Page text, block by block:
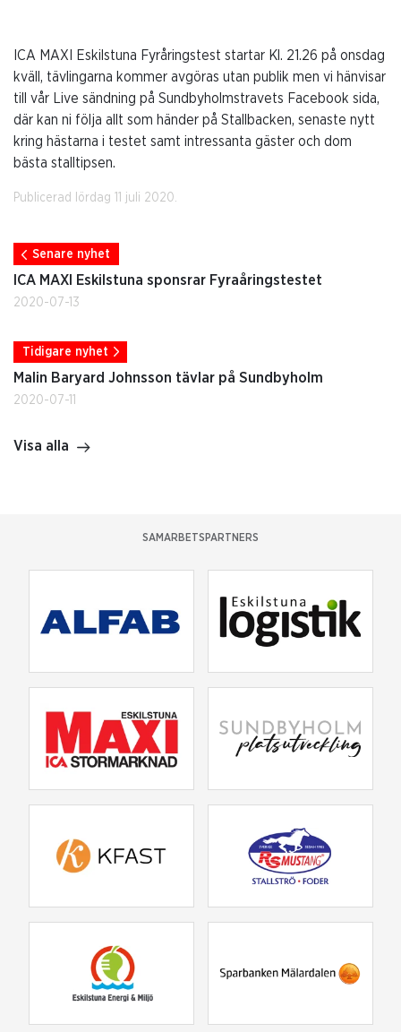
ICA MAXI Eskilstuna Fyråringstest startar Kl. 21.26 på onsdag
kväll, tävlingarna kommer avgöras utan publik men vi hänvisar
till vår Live sändning på Sundbyholmstravets Facebook sida,
där kan ni följa allt som händer på Stallbacken, senaste nytt
kring hästarna i testet samt intressanta gäster och dom
bästa stalltipsen.
Publicerad lördag 11 juli 2020.
Senare nyhet
ICA MAXI Eskilstuna sponsrar Fyraåringstestet
2020-07-13
Tidigare nyhet
Malin Baryard Johnsson tävlar på Sundbyholm
2020-07-11
Visa alla
SAMARBETSPARTNERS